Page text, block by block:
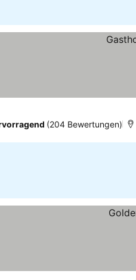
(204 Bewertungen)